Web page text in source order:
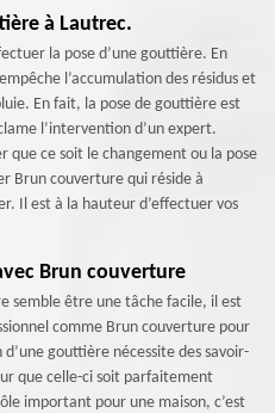
à Lautrec.
la pose d’une gouttière. En
l’accumulation des résidus et
En fait, la pose de gouttière est
l’intervention d’un expert.
que ce soit le changement ou la pose
Brun couverture qui réside à
Il est à la hauteur d’effectuer vos
Brun couverture
semble être une tâche facile, il est
comme Brun couverture pour
d’une gouttière nécessite des savoir-
que celle-ci soit parfaitement
important pour une maison, c’est